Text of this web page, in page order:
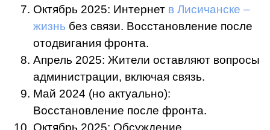
Октябрь 2025: Интернет в Лисичанске –
жизнь без связи. Восстановление после
отодвигания фронта.
Апрель 2025: Жители оставляют вопросы
администрации, включая связь.
Май 2024 (но актуально):
Восстановление после фронта.
Октябрь 2025: Обсуждение